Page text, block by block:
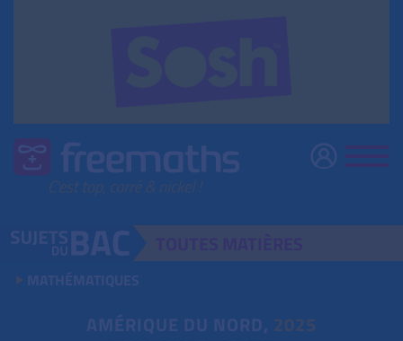
MATHÉMATIQUES
AMÉRIQUE DU NORD, 2025